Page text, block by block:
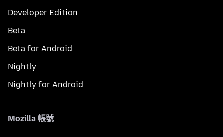
Developer Edition
Beta
Beta for Android
Nightly
Nightly for Android
Mozilla 帳號